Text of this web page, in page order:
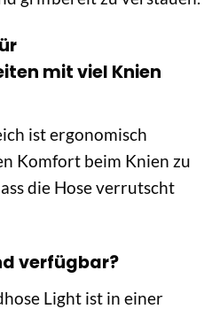
mit viel Knien
ist ergonomisch
Komfort beim Knien zu
die Hose verrutscht
verfügbar?
Light ist in einer